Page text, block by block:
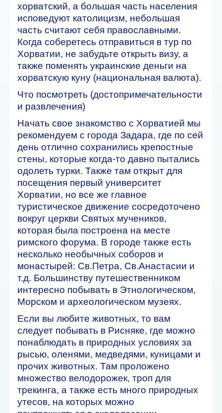
хорватский, а большая часть населения
исповедуют католицизм, небольшая
часть считают себя православными.
Когда соберетесь отправиться в тур по
Хорватии, не забудьте открыть визу, а
также поменять украинские деньги на
хорватскую куну (национальная валюта).
Что посмотреть (достопримечательности
и развлечения)
Начать свое знакомство с Хорватией мы
рекомендуем с города Задара, где по сей
день отлично сохранились крепостные
стены, которые когда-то давно пытались
одолеть турки. Также там открыт для
посещения первый университет
Хорватии, но все же главное
туристическое движение сосредоточено
вокруг церкви Святых мучеников,
которая была построена на месте
римского форума. В городе также есть
несколько необычных соборов и
монастырей: Св.Петра, Св.Анастасии и
т.д. Большинству путешественником
интересно побывать в Этнологическом,
Морском и археологическом музеях.
Если вы любите животных, то вам
следует побывать в Рисняке, где можно
понаблюдать в природных условиях за
рысью, оленями, медведями, куницами и
прочих животных. Там проложено
множество велодорожек, троп для
трекинга, а также есть много природных
утесов, на которых можно